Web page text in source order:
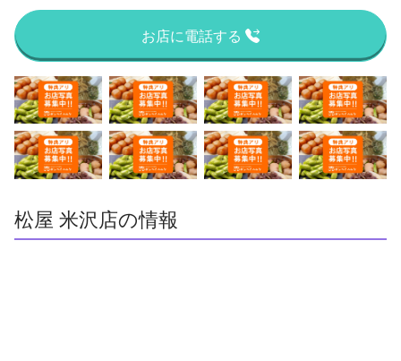
お店に電話する
松屋 米沢店の情報